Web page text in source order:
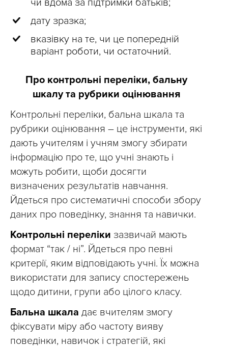
дату зразка;
вказівку на те, чи це попередній
варіант роботи, чи остаточний.
Про контрольні переліки, бальну
шкалу та рубрики оцінювання
Контрольні переліки, бальна шкала та
рубрики оцінювання – це інструменти, які
дають учителям і учням змогу збирати
інформацію про те, що учні знають і
можуть робити, щоби досягти
визначених результатів навчання.
Йдеться про систематичні способи збору
даних про поведінку, знання та навички.
Контрольні переліки зазвичай мають
формат “так / ні”. Йдеться про певні
критерії, яким відповідають учні. Їх можна
використати для запису спостережень
щодо дитини, групи або цілого класу.
Бальна шкала дає вчителям змогу
фіксувати міру або частоту вияву
поведінки, навичок і стратегій, які